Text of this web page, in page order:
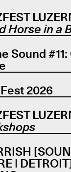
Horse in a
Sound
2026
|